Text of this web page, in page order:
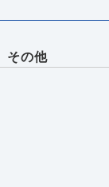
その他